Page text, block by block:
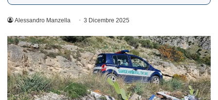
Alessandro Manzella 3 Dicembre 2025